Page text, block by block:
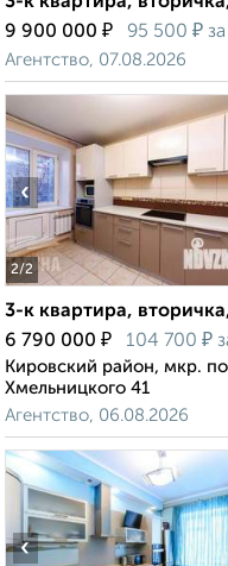
9 900 000 ₽ 95 500 ₽
Агентство, 07.08.2026
2/2
‹
3-к квартира,
6 790 000 ₽ 104 700 ₽
Кировский район, мкр.
Хмельницкого 41
Агентство, 06.08.2026
‹